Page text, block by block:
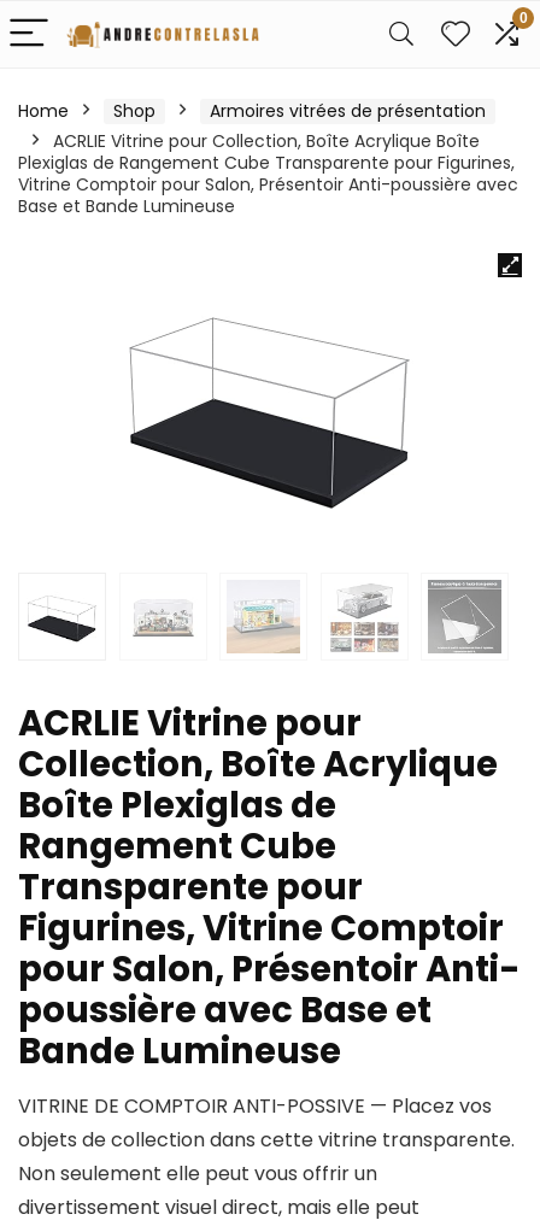
0
Home Shop
Armoires vitrées de présentation
ACRLIE Vitrine pour Collection, Boîte Acrylique Boîte
Plexiglas de Rangement Cube Transparente pour Figurines,
Vitrine Comptoir pour Salon, Présentoir Anti-poussière avec
Base et Bande Lumineuse
ACRLIE Vitrine pour
Collection, Boîte Acrylique
Boîte Plexiglas de
Rangement Cube
Transparente pour
Figurines, Vitrine Comptoir
pour Salon, Présentoir Anti-
poussière avec Base et
Bande Lumineuse
VITRINE DE COMPTOIR ANTI-POSSIVE — Placez vos
objets de collection dans cette vitrine transparente.
Non seulement elle peut vous offrir un
divertissement visuel direct, mais elle peut